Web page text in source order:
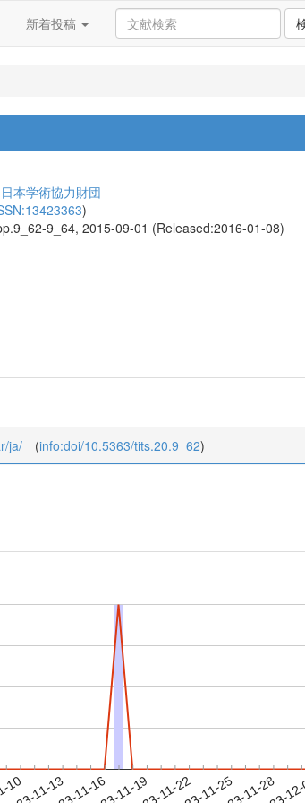
新着投稿
本学術協力財団
)
9_64, 2015-09-01 (Released:2016-01-08)
ja/ (info:doi/10.5363/tits.20.9_62)